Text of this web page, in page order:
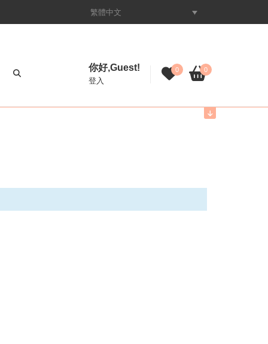
繁體中文
你好,Guest!
登入
0 0